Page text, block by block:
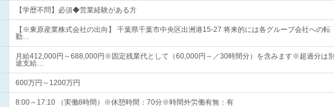
【学歴不問】必須◆営業経験がある方
【※東原産業株式会社の出向】 千葉県千葉市中央区出洲港15-27 将来的には各グループ会社への転
勤…
月給412,000円～688,000円※固定残業代として（60,000円～／30時間分）を含みます※超過分は別
途支給…
600万円～1200万円
8:00～17:10 （実働8時間）※休憩時間：70分※時間外労働有無：有